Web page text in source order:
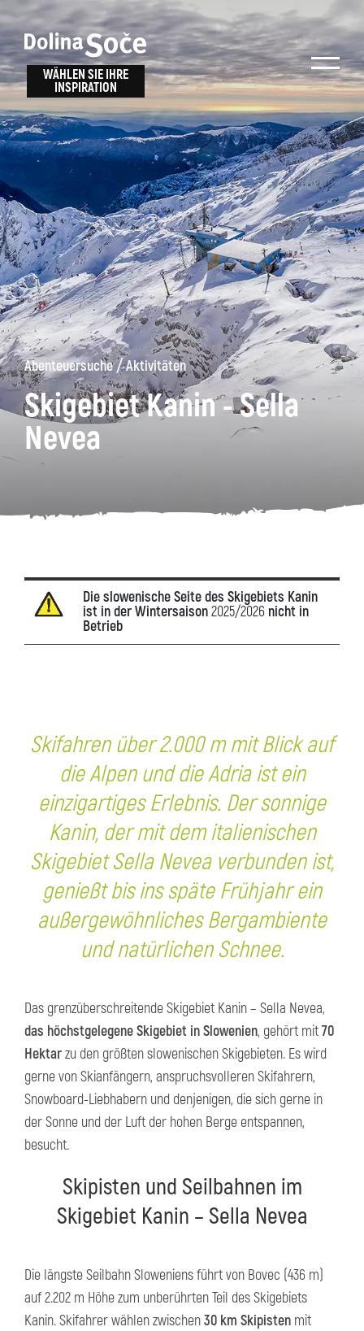
WÄHLEN SIE IHRE
INSPIRATION
Abenteuersuche/Aktivitäten
Skigebiet Kanin - Sella
Nevea
Inspiration
finden
Finden Sie Aktivitäten, Attraktionen und
Unterhaltungsmöglichkeiten im Soča-Tal
oder wählen Sie aus unseren Reisetipps.
Suche...
Kanin Wanderwege
Museum
Wählen Sie ein
Erlebnis
TOLMINER KLAMMEN JAVORCA
RIVER PASS JULIANA TRAIL
ALPE ADRIA TRAIL
Die slowenische Seite des Skigebiets Kanin
ist in der Wintersaison2025/2026 nicht in
Betrieb
Skifahren über 2.000 m mit Blick auf
die Alpen und die Adria ist ein
einzigartiges Erlebnis. Der sonnige
Kanin, der mit dem italienischen
Skigebiet Sella Nevea verbunden ist,
genießt bis ins späte Frühjahr ein
außergewöhnliches Bergambiente
und natürlichen Schnee.
Das grenzüberschreitende Skigebiet Kanin – Sella Nevea,
das höchstgelegene Skigebiet in Slowenien, gehört mit70
Hektarzu den größten slowenischen Skigebieten. Es wird
gerne von Skianfängern, anspruchsvolleren Skifahrern,
Snowboard-Liebhabern und denjenigen, die sich gerne in
der Sonne und der Luft der hohen Berge entspannen,
besucht.
Skipisten und Seilbahnen im
Skigebiet Kanin – Sella Nevea
Die längste Seilbahn Sloweniens führt von Bovec (436 m)
auf 2.202 m Höhe zum unberührten Teil des Skigebiets
Kanin. Skifahrer wählen zwischen30 km Skipisten mit